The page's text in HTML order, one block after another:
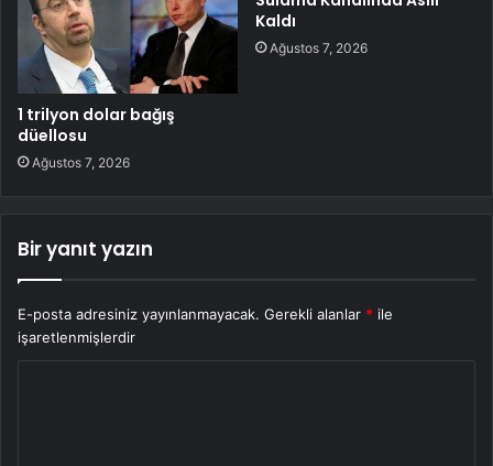
1 trilyon dolar bağış
düellosu
Ağustos 7, 2026
Kaldı
Ağustos 7, 2026
Bir yanıt yazın
E-posta adresiniz yayınlanmayacak. Gerekli alanlar * ile
işaretlenmişlerdir